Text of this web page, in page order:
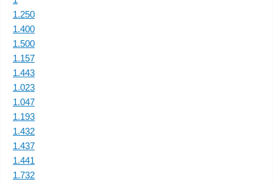
1.250
1.400
1.500
1.157
1.443
1.023
1.047
1.193
1.432
1.437
1.441
1.732